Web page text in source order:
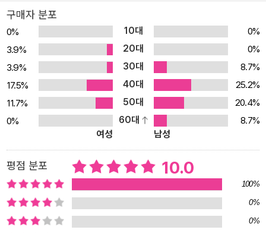
데서도 함께 걸으시는 분을, 세 번째, 손님과 주인은 원수 앞에서 잔치
를 베푸시고 끝까지 지키시는 분을 나타낸다. 이 세 가지 변화는 단순
한 장 구분이 아니라, 믿는 자의 신앙 여정을 고스란히 담아낸다. 저자
는 각 장마다 시편의 문맥과 히브리어 원문을 바탕으로, 하나님이 어
떻게 자신을 우리에게 ‘목자’, ‘동행자’, ‘환대하는 주인’으로 드러내시
는지를 탁월하게 해설한다. 그 해설은 단순히 해석에 머물지 않고, 삶
과 죽음, 고난과 영광, 현재와 영원을 연결하는 신학적 고백으로 확장
된다. 이 시편에서 하나님을 묘사하는 언어는 처음부터 끝까지 능동
적이고 강렬하며 주도적이다. 하나님께서 친히 행하시고, 인도하시
며, 회복시키시고, 다시 인도하신다. 또한 그분은 함께하시고, 준비하
시며, 기름을 부으신다. 단 여섯 절의 짧은 시편이지만, 우리는 이 시
편 안으로 들어서는 순간 놀랍도록 아름다운 세계를 만나게 된다. “여
호와는 나의 목자시니”라는 한 문장 속, 하나님의 이름을 다시 보다
시편 23편의 첫 구절은 너무 익숙해 흔히 지나쳐버리지만, 저자는 바
구매자 분포
0% 10대
0%
3.9%
20대
0%
3.9%
30대
8.7%
17.5%
40대
25.2%
11.7%
50대
20.4%
0%
60대
8.7%
여성
남성
평점 분포 10.0
100%
0%
0%